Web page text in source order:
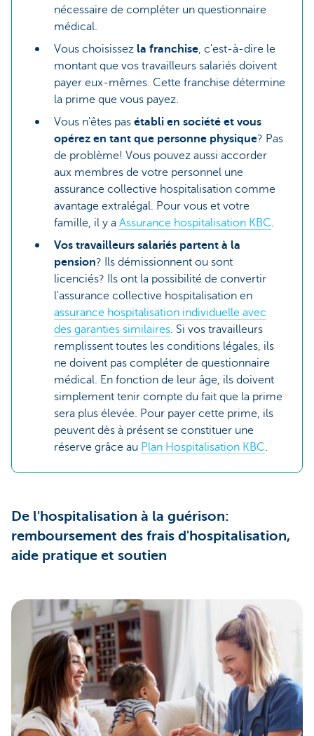
nécessaire de compléter un questionnaire
médical.
Vous choisissez la franchise, c'est-à-dire le
montant que vos travailleurs salariés doivent
payer eux-mêmes. Cette franchise détermine
la prime que vous payez.
Vous n'êtes pas établi en société et vous
opérez en tant que personne physique? Pas
de problème! Vous pouvez aussi accorder
aux membres de votre personnel une
assurance collective hospitalisation comme
avantage extralégal. Pour vous et votre
famille, il y a Assurance hospitalisation KBC.
Vos travailleurs salariés partent à la
pension? Ils démissionnent ou sont
licenciés? Ils ont la possibilité de convertir
l'assurance collective hospitalisation en
assurance hospitalisation individuelle avec
des garanties similaires. Si vos travailleurs
remplissent toutes les conditions légales, ils
ne doivent pas compléter de questionnaire
médical. En fonction de leur âge, ils doivent
simplement tenir compte du fait que la prime
sera plus élevée. Pour payer cette prime, ils
peuvent dès à présent se constituer une
réserve grâce au Plan Hospitalisation KBC.
De l'hospitalisation à la guérison:
remboursement des frais d'hospitalisation,
aide pratique et soutien